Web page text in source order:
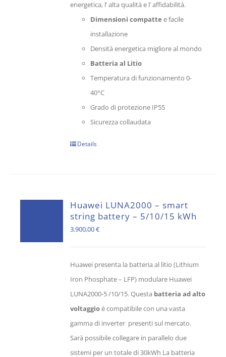
energetica, l’ alta qualità e l’ affidabilità.
Dimensioni compatte e facile
installazione
Densità energetica migliore al mondo
Batteria al Litio
Temperatura di funzionamento 0-
40°C
Grado di protezione IP55
Sicurezza collaudata
Details
Huawei LUNA2000 – smart
string battery – 5/10/15 kWh
3.900,00€
Huawei presenta la batteria al litio (Lithium
Iron Phosphate – LFP) modulare Huawei
LUNA2000-5 /10/15. Questa batteria ad alto
voltaggioè compatibile con una vasta
gamma di inverter presenti sul mercato.
Sarà possibile collegare in parallelo due
sistemi per un totale di 30kWh La batteria